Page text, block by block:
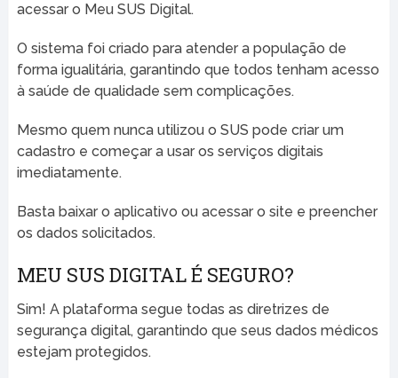
acessar o Meu SUS Digital.
O sistema foi criado para atender a população de
forma igualitária, garantindo que todos tenham acesso
à saúde de qualidade sem complicações.
Mesmo quem nunca utilizou o SUS pode criar um
cadastro e começar a usar os serviços digitais
imediatamente.
Basta baixar o aplicativo ou acessar o site e preencher
os dados solicitados.
MEU SUS DIGITAL É SEGURO?
Sim! A plataforma segue todas as diretrizes de
segurança digital, garantindo que seus dados médicos
estejam protegidos.